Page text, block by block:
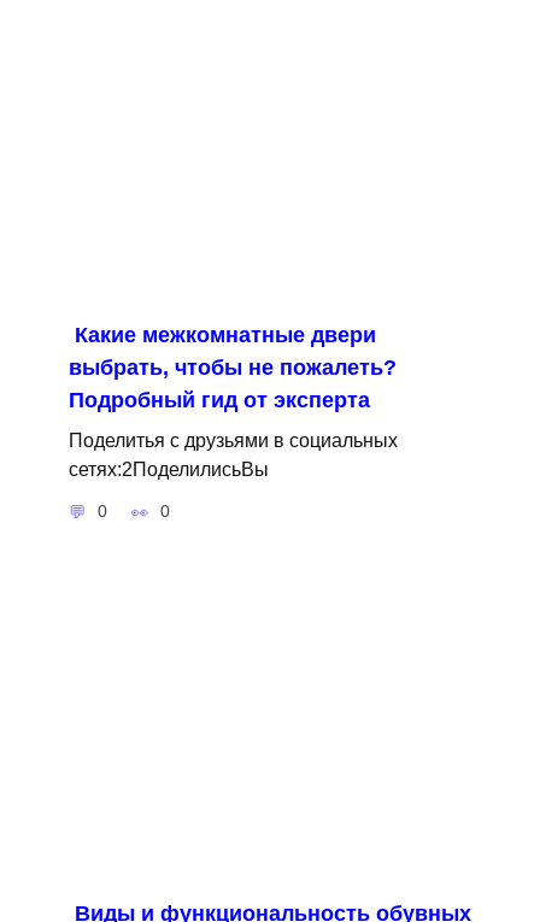
Какие межкомнатные двери
выбрать, чтобы не пожалеть?
Подробный гид от эксперта
Поделитья с друзьями в социальных
сетях:2ПоделилисьВы
0 0
Виды и функциональность обувных